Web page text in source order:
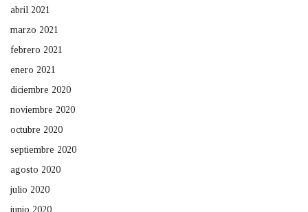
abril 2021
marzo 2021
febrero 2021
enero 2021
diciembre 2020
noviembre 2020
octubre 2020
septiembre 2020
agosto 2020
julio 2020
junio 2020